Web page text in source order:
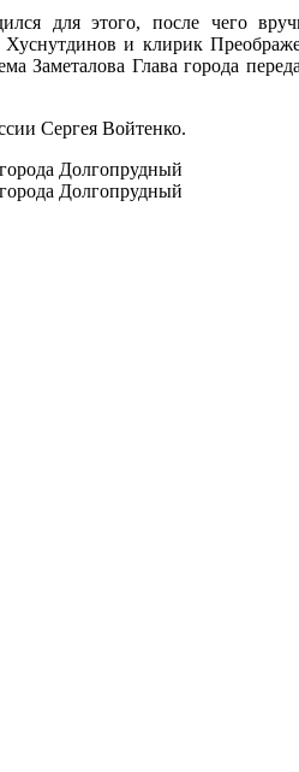
для этого, после чего
Хуснутдинов и клирик
Заметалова Глава города
Сергея Войтенко.